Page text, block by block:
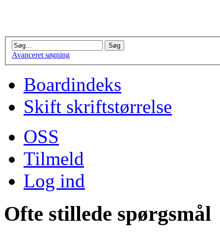
Avanceret søgning
Boardindeks
Skift skriftstørrelse
OSS
Tilmeld
Log ind
Ofte stillede spørgsmål